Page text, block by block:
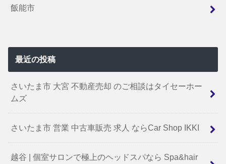
飯能市
最近の投稿
さいたま市 大宮 不動産売却 のご相談はタイセーホー
ムズ
さいたま市 営業 中古車販売 求人 ならCar Shop IKKI
越谷 | 個室サロンで極上のヘッドスパなら Spa&hair